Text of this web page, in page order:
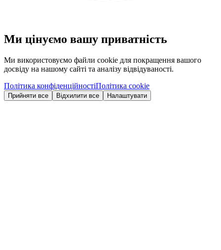
Ми цінуємо вашу приватність
Ми використовуємо файли cookie для покращення вашого
досвіду на нашому сайті та аналізу відвідуваності.
Політика конфіденційностіПолітика cookie
Прийняти все Відхилити все Налаштувати